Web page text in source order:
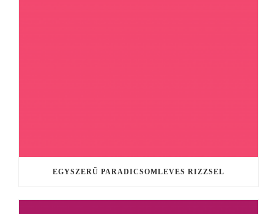
EGYSZERŰ PARADICSOMLEVES RIZZSEL